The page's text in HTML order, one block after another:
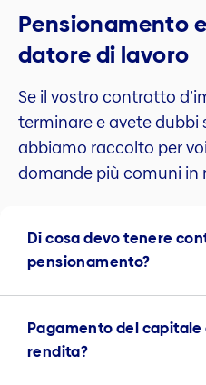
Pensionamento
datore di lavoro
Se il vostro contratto
terminare e avete dubbi
abbiamo raccolto per
domande più comuni in
Di cosa devo tenere
pensionamento?
Pagamento del
rendita?